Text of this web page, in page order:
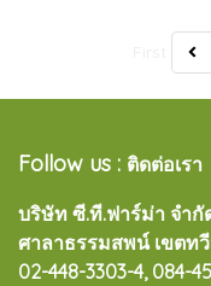
Follow us : ติดต่อเรา
บริษัท ซี.ที.ฟาร์ม่า จำกั
ศาลาธรรมสพน์ เขตท
02-448-3303-4, 084-